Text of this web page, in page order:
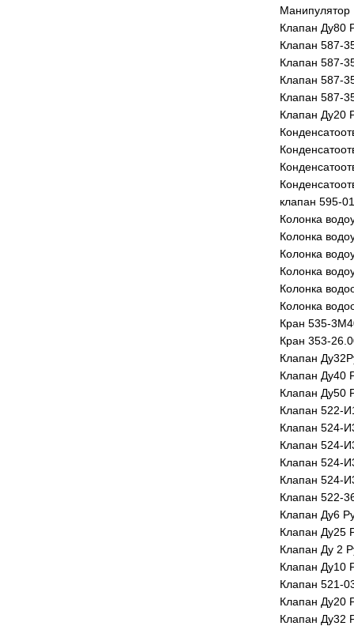
Клапан Ду80
Клапан 587-
Клапан 587-
Клапан 587-
Клапан 587-
Клапан Ду20
клапан 595-
Колонка
Колонка
Колонка
Колонка
Колонка
Колонка
Кран 535-
Кран 353-
Клапан
Клапан Ду40
Клапан Ду50
Клапан 522-
Клапан 524-
Клапан 524-
Клапан 524-
Клапан 524-
Клапан 522-
Клапан Ду6
Клапан Ду25
Клапан Ду 2
Клапан Ду10
Клапан 521-
Клапан Ду20
Клапан Ду32